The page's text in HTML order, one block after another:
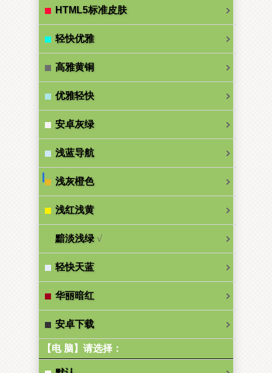
HTML5标准皮肤
轻快优雅
高雅黄铜
优雅轻快
安卓灰绿
浅蓝导航
浅灰橙色
浅红浅黄
黯淡浅绿√
轻快天蓝
华丽暗红
安卓下载
【电 脑】请选择：